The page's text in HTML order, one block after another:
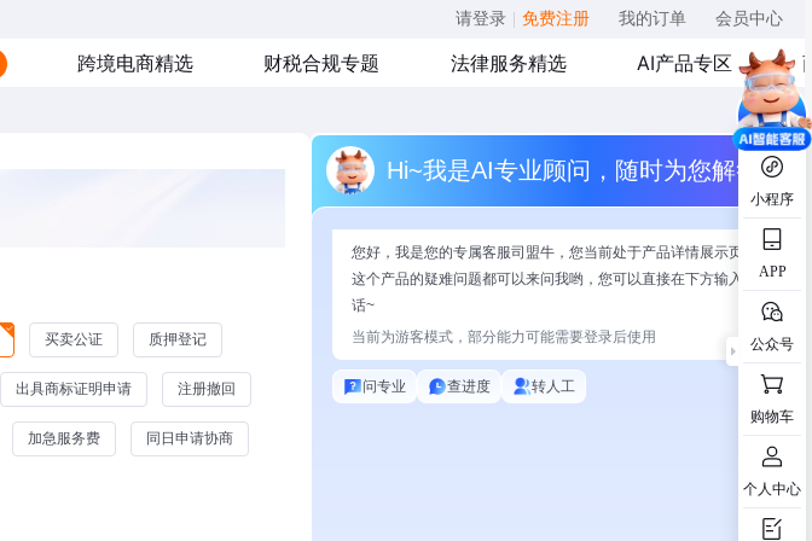
请登录 免费注册 我的订单 会员中心
小程序
APP
公众号
购物车
个人中心
跨境电商精选 财税合规专题 法律服务精选 AI产品专区
买卖公证 质押登记
出具商标证明申请 注册撤回
加急服务费 同日申请协商
Hi~我是AI专业顾问，随时为您解答
您好，我是您的专属客服司盟牛，您当前处于产品详情展示页面，有关
这个产品的疑难问题都可以来问我哟，您可以直接在下方输入问题开始
话~
当前为游客模式，部分能力可能需要登录后使用
问专业 查进度 转人工